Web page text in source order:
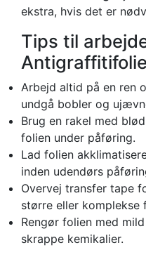
ekstra, hvis det er
Tips til
Antigraffitifolie
Arbejd altid på en ren
undgå bobler og
Brug en rakel med
folien under påføring.
Lad folien
inden udendørs
Overvej transfer tape
større eller komplekse
Rengør folien med
skrappe kemikalier.